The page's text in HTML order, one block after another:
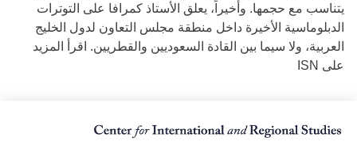
يتناسب مع حجمها. وأخيراً، يعلق الأستاذ كمرافا على التوترات
الدبلوماسية الأخيرة داخل منطقة مجلس التعاون لدول الخليج
العربية، ولا سيما بين القادة السعوديين والقطريين. اقرأ المزيد
على ISN